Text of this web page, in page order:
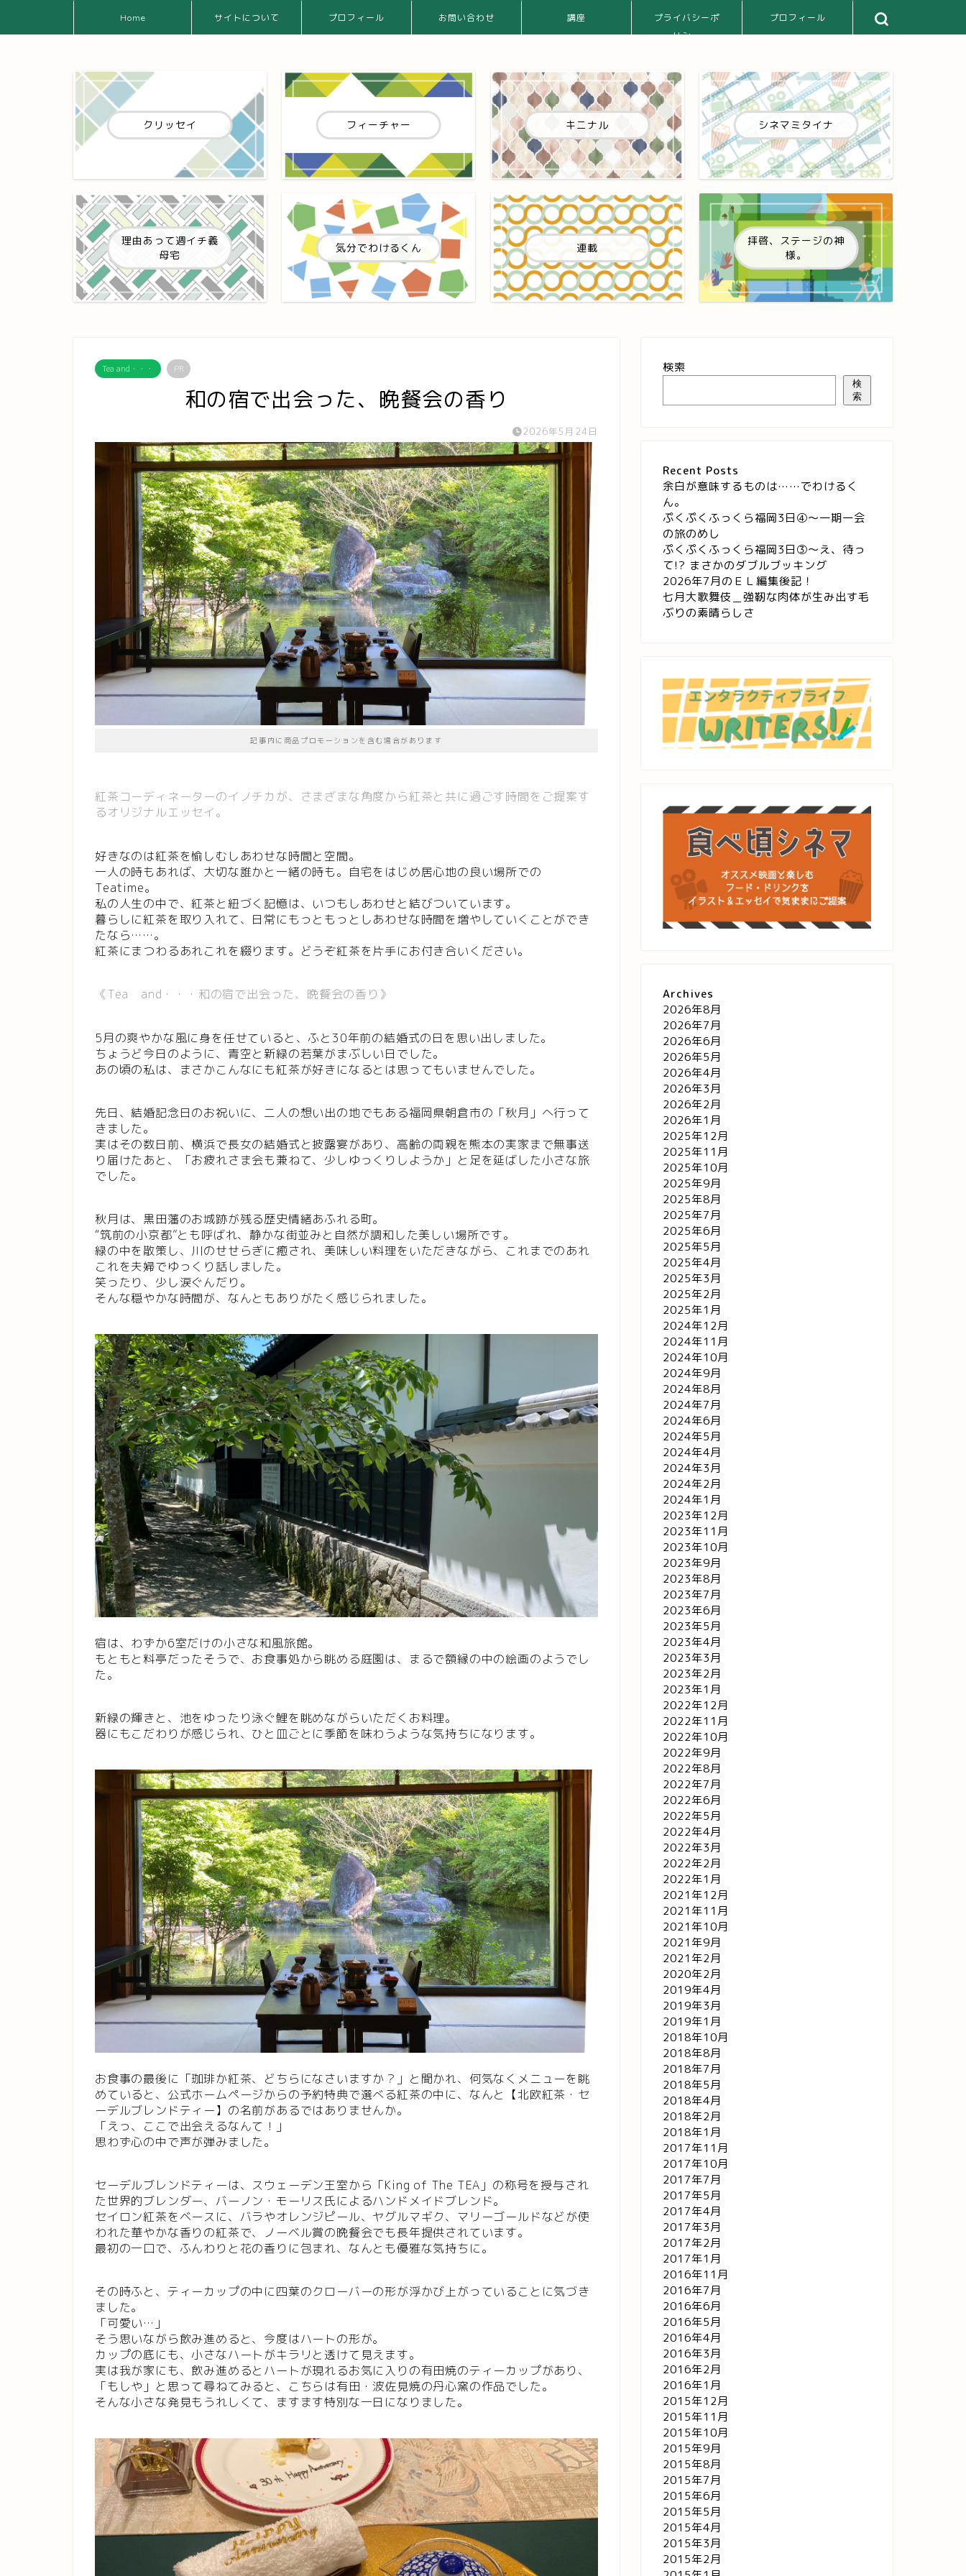
Home サイトについて プロフィール お問い合わせ 講座
プライバシーポ
リシー
プロフィール
クリッセイ フィーチャー キニナル シネマミタイナ
理由あって週イチ義
母宅
気分でわけるくん 連載
拝啓、ステージの神
様。
Tea and・・・ PR
和の宿で出会った、晩餐会の香り
2026年5月24日
記事内に商品プロモーションを含む場合があります
紅茶コーディネーターのイノチカが、さまざまな角度から紅茶と共に過ごす時間をご提案す
るオリジナルエッセイ。
好きなのは紅茶を愉しむしあわせな時間と空間。
一人の時もあれば、大切な誰かと一緒の時も。自宅をはじめ居心地の良い場所での
Teatime。
私の人生の中で、紅茶と紐づく記憶は、いつもしあわせと結びついています。
暮らしに紅茶を取り入れて、日常にもっともっとしあわせな時間を増やしていくことができ
たなら……。
紅茶にまつわるあれこれを綴ります。どうぞ紅茶を片手にお付き合いください。
《Tea and・・・和の宿で出会った、晩餐会の香り》
5月の爽やかな風に身を任せていると、ふと30年前の結婚式の日を思い出しました。
ちょうど今日のように、青空と新緑の若葉がまぶしい日でした。
あの頃の私は、まさかこんなにも紅茶が好きになるとは思ってもいませんでした。
先日、結婚記念日のお祝いに、二人の想い出の地でもある福岡県朝倉市の「秋月」へ行って
きました。
実はその数日前、横浜で長女の結婚式と披露宴があり、高齢の両親を熊本の実家まで無事送
り届けたあと、「お疲れさま会も兼ねて、少しゆっくりしようか」と足を延ばした小さな旅
でした。
秋月は、黒田藩のお城跡が残る歴史情緒あふれる町。
“筑前の小京都”とも呼ばれ、静かな街並みと自然が調和した美しい場所です。
緑の中を散策し、川のせせらぎに癒され、美味しい料理をいただきながら、これまでのあれ
これを夫婦でゆっくり話しました。
笑ったり、少し涙ぐんだり。
そんな穏やかな時間が、なんともありがたく感じられました。
宿は、わずか6室だけの小さな和風旅館。
もともと料亭だったそうで、お食事処から眺める庭園は、まるで額縁の中の絵画のようでし
た。
新緑の輝きと、池をゆったり泳ぐ鯉を眺めながらいただくお料理。
器にもこだわりが感じられ、ひと皿ごとに季節を味わうような気持ちになります。
お食事の最後に「珈琲か紅茶、どちらになさいますか？」と聞かれ、何気なくメニューを眺
めていると、公式ホームページからの予約特典で選べる紅茶の中に、なんと【北欧紅茶・セ
ーデルブレンドティー】の名前があるではありませんか。
「えっ、ここで出会えるなんて！」
思わず心の中で声が弾みました。
セーデルブレンドティーは、スウェーデン王室から「King of The TEA」の称号を授与され
た世界的ブレンダー、バーノン・モーリス氏によるハンドメイドブレンド。
セイロン紅茶をベースに、バラやオレンジピール、ヤグルマギク、マリーゴールドなどが使
われた華やかな香りの紅茶で、ノーベル賞の晩餐会でも長年提供されています。
最初の一口で、ふんわりと花の香りに包まれ、なんとも優雅な気持ちに。
その時ふと、ティーカップの中に四葉のクローバーの形が浮かび上がっていることに気づき
ました。
「可愛い…」
そう思いながら飲み進めると、今度はハートの形が。
カップの底にも、小さなハートがキラリと透けて見えます。
実は我が家にも、飲み進めるとハートが現れるお気に入りの有田焼のティーカップがあり、
「もしや」と思って尋ねてみると、こちらは有田・波佐見焼の丹心窯の作品でした。
そんな小さな発見もうれしくて、ますます特別な一日になりました。
検索
検
索
Recent Posts
余白が意味するものは……でわけるく
ん。
ぷくぷくふっくら福岡3日④～一期一会
の旅のめし
ぷくぷくふっくら福岡3日③～え、待っ
て!? まさかのダブルブッキング
2026年7月のＥＬ編集後記！
七月大歌舞伎＿強靭な肉体が生み出す毛
ぶりの素晴らしさ
Archives
2026年8月
2026年7月
2026年6月
2026年5月
2026年4月
2026年3月
2026年2月
2026年1月
2025年12月
2025年11月
2025年10月
2025年9月
2025年8月
2025年7月
2025年6月
2025年5月
2025年4月
2025年3月
2025年2月
2025年1月
2024年12月
2024年11月
2024年10月
2024年9月
2024年8月
2024年7月
2024年6月
2024年5月
2024年4月
2024年3月
2024年2月
2024年1月
2023年12月
2023年11月
2023年10月
2023年9月
2023年8月
2023年7月
2023年6月
2023年5月
2023年4月
2023年3月
2023年2月
2023年1月
2022年12月
2022年11月
2022年10月
2022年9月
2022年8月
2022年7月
2022年6月
2022年5月
2022年4月
2022年3月
2022年2月
2022年1月
2021年12月
2021年11月
2021年10月
2021年9月
2021年2月
2020年2月
2019年4月
2019年3月
2019年1月
2018年10月
2018年8月
2018年7月
2018年5月
2018年4月
2018年2月
2018年1月
2017年11月
2017年10月
2017年7月
2017年5月
2017年4月
2017年3月
2017年2月
2017年1月
2016年11月
2016年7月
2016年6月
2016年5月
2016年4月
2016年3月
2016年2月
2016年1月
2015年12月
2015年11月
2015年10月
2015年9月
2015年8月
2015年7月
2015年6月
2015年5月
2015年4月
2015年3月
2015年2月